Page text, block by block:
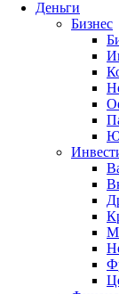
Деньги
Бизнес